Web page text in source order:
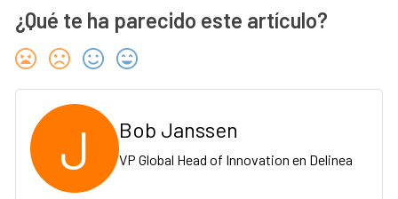
¿Qué te ha parecido este artículo?
J Bob Janssen
VP Global Head of Innovation en Delinea